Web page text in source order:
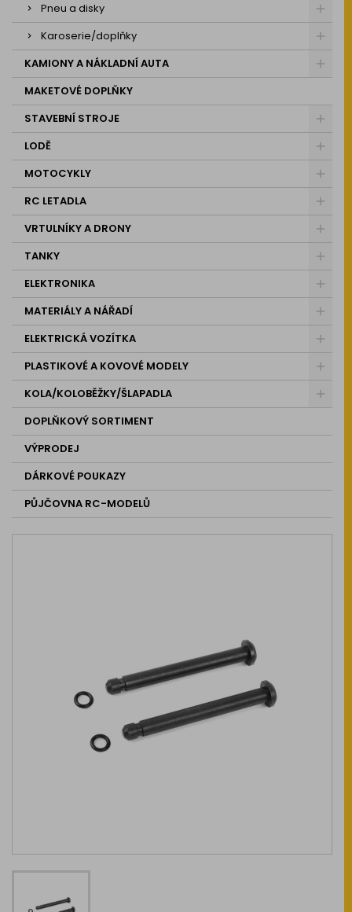
Pneu a disky
Karoserie/doplňky
KAMIONY A NÁKLADNÍ AUTA
MAKETOVÉ DOPLŇKY
STAVEBNÍ STROJE
LODĚ
MOTOCYKLY
RC LETADLA
VRTULNÍKY A DRONY
TANKY
ELEKTRONIKA
MATERIÁLY A NÁŘADÍ
ELEKTRICKÁ VOZÍTKA
PLASTIKOVÉ A KOVOVÉ MODELY
KOLA/KOLOBĚŽKY/ŠLAPADLA
DOPLŇKOVÝ SORTIMENT
VÝPRODEJ
DÁRKOVÉ POUKAZY
PŮJČOVNA RC-MODELŮ